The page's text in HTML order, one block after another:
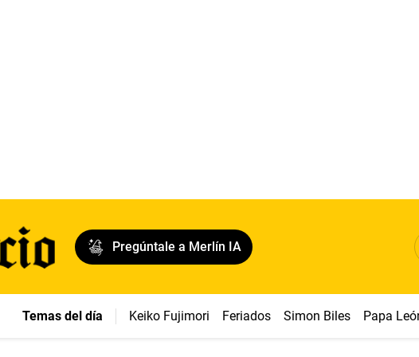
Pregúntale a Merlín IA
Temas del día Keiko Fujimori Feriados Simon Biles Papa